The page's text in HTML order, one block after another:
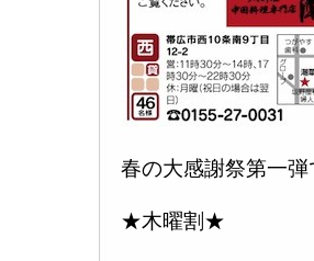
春の大感謝祭第一弾
★木曜割★